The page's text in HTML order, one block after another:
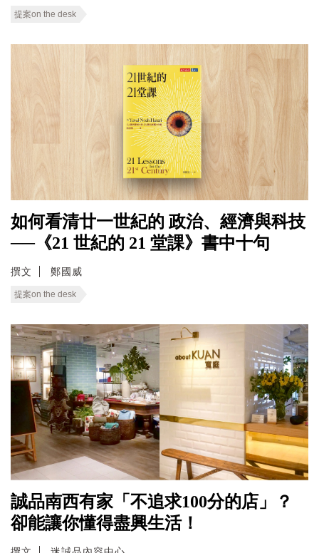
提案on the desk
如何看清廿一世紀的 政治、經濟與科技
──《21 世紀的 21 堂課》書中十句
撰文 鄭國威
提案on the desk
誠品南西有家「不追求100分的店」？
卻能讓你懂得盡興生活！